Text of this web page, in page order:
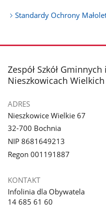
Standardy Ochrony
stopka
Zespół Szkół
Nieszkowicach Wielkich
ADRES
Nieszkowice Wielkie 67
32-700 Bochnia
NIP 8681649213
Regon 001191887
KONTAKT
Infolinia dla Obywatela
14 685 61 60